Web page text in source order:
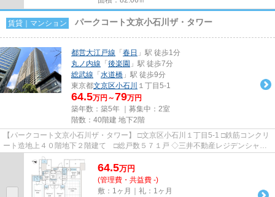
賃貸｜マンション パークコート文京小石川ザ・タワー
都営大江戸線 「 春日 」駅 徒歩1分
丸ノ内線 「 後楽園 」駅 徒歩7分
総武線 「 水道橋 」駅 徒歩9分
東京都文京区小石川 １丁目5-1
64.5万円～79万円
築年数：築5年 ｜募集中： 2室
階数：40階建 地下2階
【パークコート文京小石川ザ・タワー】 □文京区小石川１丁目5-1 □鉄筋コンクリ
ート造地上４０階地下２階建て □総戸数５７１戸 ◇三井不動産レジデンシャ
ル、三菱地所レジデンス、日...
64.5万円
(管理費・共益費 -)
敷：1ヶ月｜礼：1ヶ月